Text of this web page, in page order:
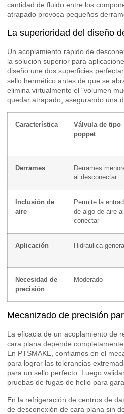
cantidad de fluido entre los
atrapado provoca pequeños
La superioridad del diseño
Un acoplamiento rápido de
la solución superior para
diseño une dos superficies
sello hermético antes de que se
elimina virtualmente el "volumen
quedar atrapado, asegurando una
Característica
Válvula de tipo
poppet
Derrames
Derrames
al desconectar
Inclusión de
aire
Permite la
de algo de aire al
conectar
Aplicación Hidráulica
Necesidad de
precisión
Moderado
Mecanizado de precisión
La eficacia de un acoplamiento de
cara plana depende
En PTSMAKE, confiamos en el
para lograr las tolerancias
para un sello perfecto. Luego
pruebas de fugas de helio para
En la refrigeración de centros de
de desconexión de cara plana sin